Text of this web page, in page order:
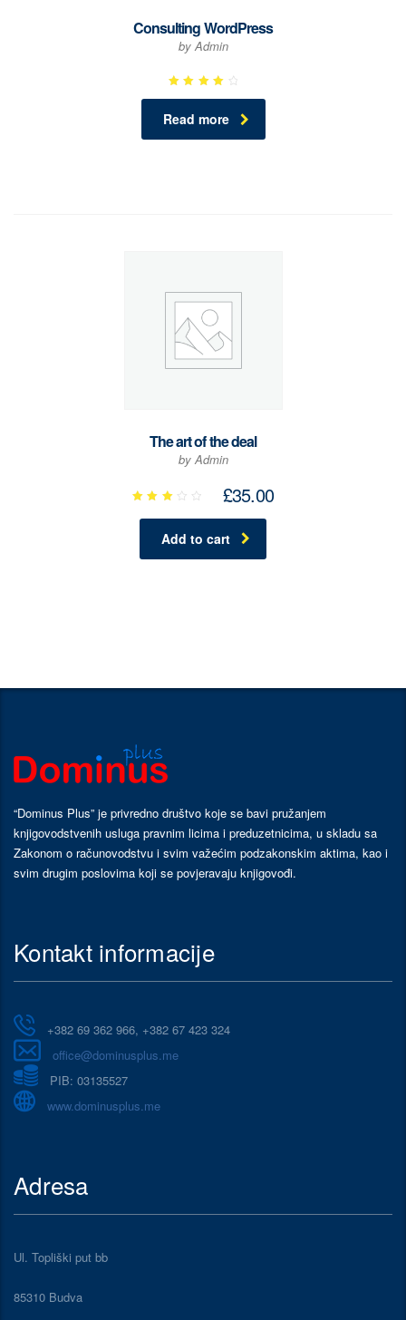
Consulting WordPress
by Admin
out of
5
Read more
The art of the deal
by Admin
3.00
of 5
£35.00
Add to cart
“Dominus Plus” je privredno društvo koje se bavi pružanjem
knjigovodstvenih usluga pravnim licima i preduzetnicima, u skladu sa
Zakonom o računovodstvu i svim važećim podzakonskim aktima, kao i
svim drugim poslovima koji se povjeravaju knjigovođi.
Kontakt informacije
+382 69 362 966, +382 67 423 324
office@dominusplus.me
PIB: 03135527
www.dominusplus.me
Adresa
Ul. Topliški put bb
85310 Budva